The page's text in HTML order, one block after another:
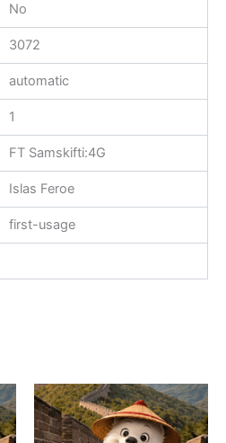
No
3072
automatic
1
FT Samskifti:4G
Islas Feroe
first-usage